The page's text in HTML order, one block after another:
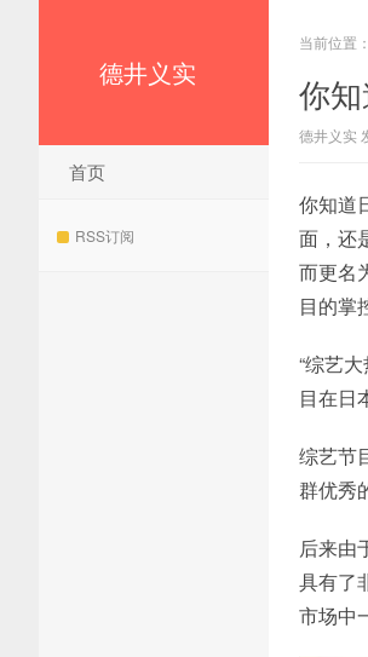
德井义实
首页
RSS订阅
当前位置：
你
德井义实
你知道
面，还
而更名
目的掌
“综艺
目在日
综艺节
群优秀
后来由
具有了
市场中